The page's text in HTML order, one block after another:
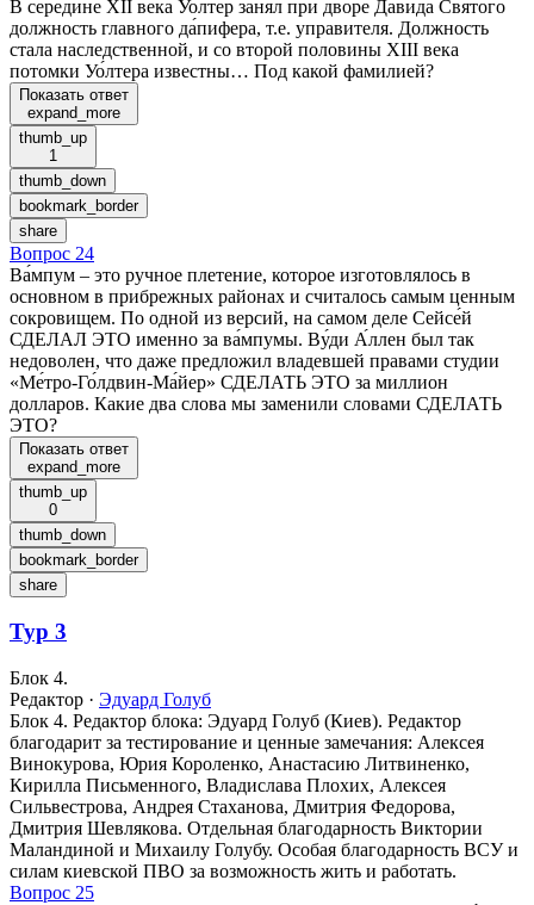
В середине XII века Уо́лтер занял при дворе Дави́да Святого
должность главного да́пифера, т.е. управителя. Должность
стала наследственной, и со второй половины XIII века
потомки Уо́лтера известны… Под какой фамилией?
Показать ответ
expand_more
thumb_up
1
thumb_down
bookmark_border
share
Вопрос 24
Ва́мпум – это ручное плетение, которое изготовлялось в
основном в прибрежных районах и считалось самым ценным
сокровищем. По одной из версий, на самом деле Сейсе́й
СДЕЛАЛ ЭТО именно за ва́мпумы. Ву́ди А́ллен был так
недоволен, что даже предложил владевшей правами студии
«Ме́тро-Го́лдвин-Ма́йер» СДЕЛАТЬ ЭТО за миллион
долларов. Какие два слова мы заменили словами СДЕЛАТЬ
ЭТО?
Показать ответ
expand_more
thumb_up
0
thumb_down
bookmark_border
share
Тур 3
Блок 4.
Редактор · Эдуард Голуб
Блок 4. Редактор блока: Эдуард Голуб (Киев). Редактор
благодарит за тестирование и ценные замечания: Алексея
Винокурова, Юрия Короленко, Анастасию Литвиненко,
Кирилла Письменного, Владислава Плохих, Алексея
Сильвестрова, Андрея Стаханова, Дмитрия Федорова,
Дмитрия Шевлякова. Отдельная благодарность Виктории
Маландиной и Михаилу Голубу. Особая благодарность ВСУ и
силам киевской ПВО за возможность жить и работать.
Вопрос 25